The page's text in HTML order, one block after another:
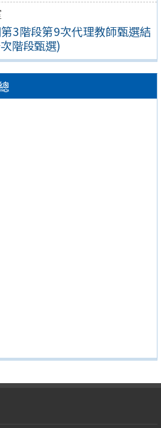
3階段第9次代理教師甄選結
階段甄選)